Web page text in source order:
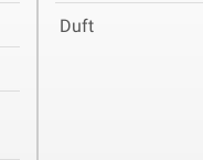
Duft